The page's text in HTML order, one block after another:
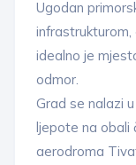
Ugodan
infrastrukturom,
idealno je
odmor.
Grad se nalazi
ljepote na obali
aerodroma